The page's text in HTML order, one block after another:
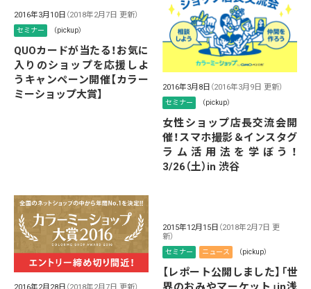
2016年3月10日 （2018年2月7日 更新）
セミナー （pickup）
QUOカードが当たる！お気に
入りのショップを応援しよ
うキャンペーン開催【カラー
ミーショップ大賞】
2016年3月8日 （2016年3月9日 更新）
セミナー （pickup）
女性ショップ店長交流会開
催！スマホ撮影＆インスタグ
ラム活用法を学ぼう！
3/26（土）in 渋谷
2016年2月28日 （2018年2月7日 更新）
2015年12月15日 （2018年2月7日 更
新）
セミナー ニュース （pickup）
【レポート公開しました】「世